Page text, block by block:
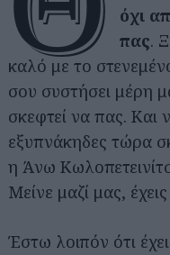
όχι
πας.
καλό με το
σου συστήσει μέρη
σκεφτεί να πας. Και
εξυπνάκηδες τώρα
η Άνω
Μείνε μαζί μας,
Έστω λοιπόν ότι